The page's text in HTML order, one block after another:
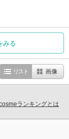
みる
リスト 画像
ランキングとは